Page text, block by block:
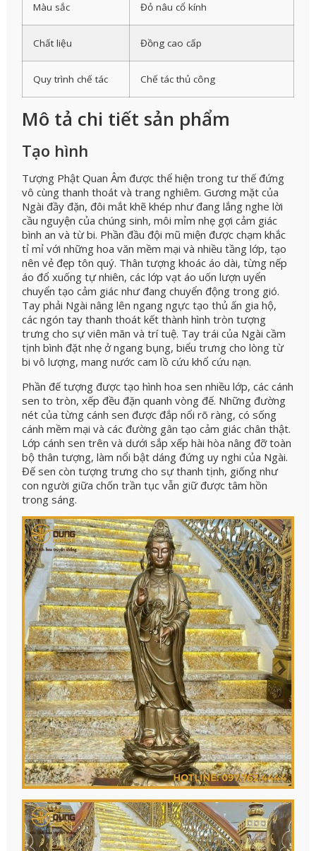
Màu sắc Đỏ nâu cổ kính
Chất liệu Đồng cao cấp
Quy trình chế tác Chế tác thủ công
Mô tả chi tiết sản phẩm
Tạo hình
Tượng Phật Quan Âm được thể hiện trong tư thế đứng
vô cùng thanh thoát và trang nghiêm. Gương mặt của
Ngài đầy đặn, đôi mắt khẽ khép như đang lắng nghe lời
cầu nguyện của chúng sinh, môi mỉm nhẹ gợi cảm giác
bình an và từ bi. Phần đầu đội mũ miện được chạm khắc
tỉ mỉ với những hoa văn mềm mại và nhiều tầng lớp, tạo
nên vẻ đẹp tôn quý. Thân tượng khoác áo dài, từng nếp
áo đổ xuống tự nhiên, các lớp vạt áo uốn lượn uyển
chuyển tạo cảm giác như đang chuyển động trong gió.
Tay phải Ngài nâng lên ngang ngực tạo thủ ấn gia hộ,
các ngón tay thanh thoát kết thành hình tròn tượng
trưng cho sự viên mãn và trí tuệ. Tay trái của Ngài cầm
tịnh bình đặt nhẹ ở ngang bụng, biểu trưng cho lòng từ
bi vô lượng, mang nước cam lồ cứu khổ cứu nạn.
Phần đế tượng được tạo hình hoa sen nhiều lớp, các cánh
sen to tròn, xếp đều đặn quanh vòng đế. Những đường
nét của từng cánh sen được đắp nổi rõ ràng, có sống
cánh mềm mại và các đường gân tạo cảm giác chân thật.
Lớp cánh sen trên và dưới sắp xếp hài hòa nâng đỡ toàn
bộ thân tượng, làm nổi bật dáng đứng uy nghi của Ngài.
Đế sen còn tượng trưng cho sự thanh tịnh, giống như
con người giữa chốn trần tục vẫn giữ được tâm hồn
trong sáng.